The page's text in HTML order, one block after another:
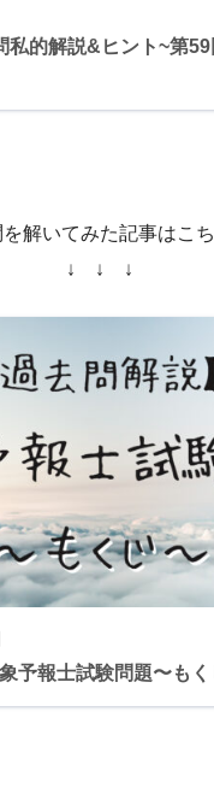
私的解説&ヒント~第
解いてみた記事はこ
↓ ↓ ↓
予報士試験問題〜も